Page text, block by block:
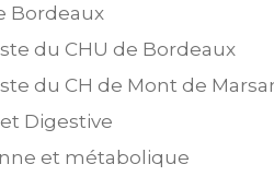
Bordeaux
du CHU de Bordeaux
du CH de Mont de
Digestive
et métabolique